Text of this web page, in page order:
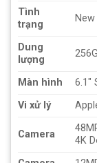
Tình
trạng
Dung
lượng
Màn hình
6.1″
Vi xử lý
Camera
4K